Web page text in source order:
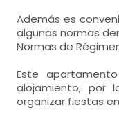
habitación
- cama
Además es
algunas normas
Normas de
Este
alojamiento, por
organizar fiestas